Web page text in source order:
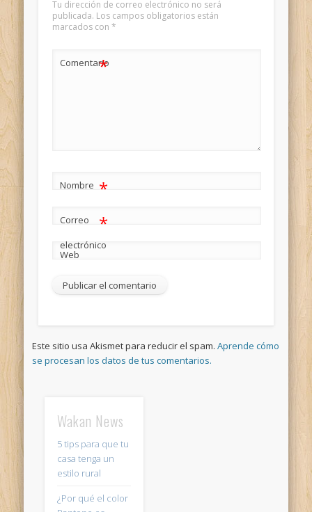
Tu dirección de correo electrónico no será
publicada. Los campos obligatorios están
marcados con *
Comentario
*
Nombre *
Correo
electrónico
*
Web
Este sitio usa Akismet para reducir el spam.Aprende cómo
se procesan los datos de tus comentarios.
Wakan News
5 tips para que tu
casa tenga un
estilo rural
¿Por qué el color